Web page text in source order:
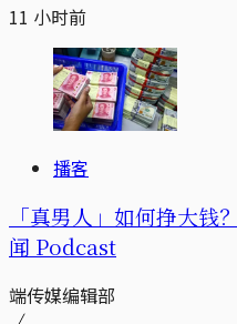
11 小时前
播客
「真男人」如何挣大钱
闻 Podcast
端传媒编辑部